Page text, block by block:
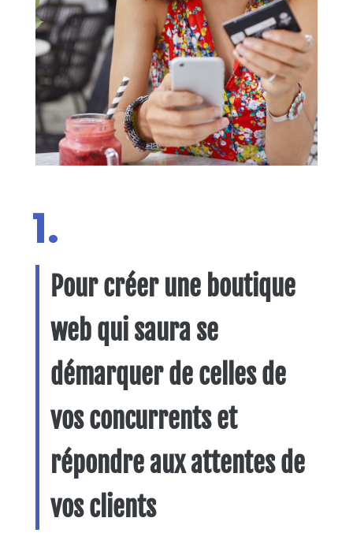
1.
Pour créer une boutique
web qui saura se
démarquer de celles de
vos concurrents et
répondre aux attentes de
vos clients